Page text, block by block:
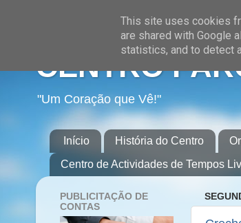
CENTRO
"Um Coração que Vê!"
Início História do Centro
Centro de Actividades de Tempos
PUBLICITAÇÃO DE
CONTAS
This site uses cookies
are shared with Google
statistics, and to detect